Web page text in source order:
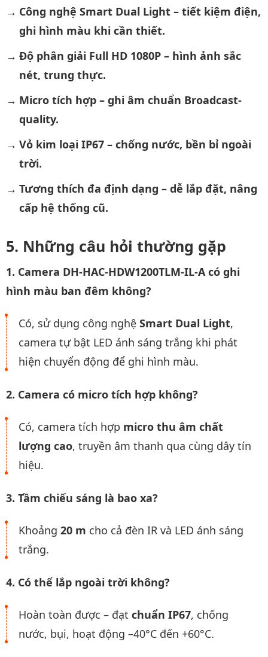
Công nghệ Smart Dual Light – tiết kiệm điện,
ghi hình màu khi cần thiết.
Độ phân giải Full HD 1080P – hình ảnh sắc
nét, trung thực.
Micro tích hợp – ghi âm chuẩn Broadcast-
quality.
Vỏ kim loại IP67 – chống nước, bền bỉ ngoài
trời.
Tương thích đa định dạng – dễ lắp đặt, nâng
cấp hệ thống cũ.
Những câu hỏi thường gặp
1. Camera DH-HAC-HDW1200TLM-IL-A có ghi
hình màu ban đêm không?
Có, sử dụng công nghệ Smart Dual Light,
camera tự bật LED ánh sáng trắng khi phát
hiện chuyển động để ghi hình màu.
2. Camera có micro tích hợp không?
Có, camera tích hợp micro thu âm chất
lượng cao, truyền âm thanh qua cùng dây tín
hiệu.
3. Tầm chiếu sáng là bao xa?
Khoảng 20 m cho cả đèn IR và LED ánh sáng
trắng.
4. Có thể lắp ngoài trời không?
Hoàn toàn được – đạt chuẩn IP67, chống
nước, bụi, hoạt động –40°C đến +60°C.